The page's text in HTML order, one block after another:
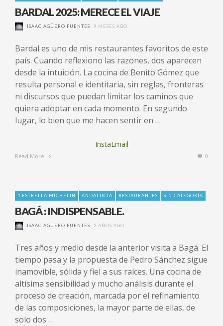
BARDAL 2025: MERECE EL VIAJE
ISAAC AGÜERO FUENTES 9 MESES AGO
Bardal es uno de mis restaurantes favoritos de este
país. Cuando reflexiono las razones, dos aparecen
desde la intuición. La cocina de Benito Gómez que
resulta personal e identitaria, sin reglas, fronteras
ni discursos que puedan limitar los caminos que
quiera adoptar en cada momento. En segundo
lugar, lo bien que me hacen sentir en …
InstaEmail
Read More 0
1 ESTRELLA MICHELIN ANDALUCÍA RESTAURANTES SIN CATEGORÍA
BAGÁ : INDISPENSABLE.
ISAAC AGÜERO FUENTES 2 AÑOS AGO
Tres años y medio desde la anterior visita a Bagá. El
tiempo pasa y la propuesta de Pedro Sánchez sigue
inamovible, sólida y fiel a sus raíces. Una cocina de
altísima sensibilidad y mucho análisis durante el
proceso de creación, marcada por el refinamiento
de las composiciones, la mayor parte de ellas, de
solo dos …